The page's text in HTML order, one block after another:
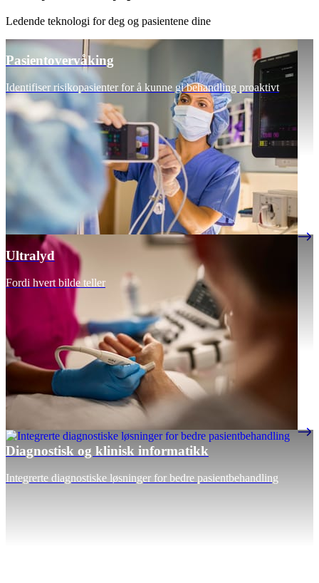
Ledende teknologi for deg og pasientene dine
Pasientovervåking
Identifiser risikopasienter for å kunne gi behandling proaktivt
Ultralyd
Fordi hvert bilde teller
Diagnostisk og klinisk informatikk
Integrerte diagnostiske løsninger for bedre pasientbehandling